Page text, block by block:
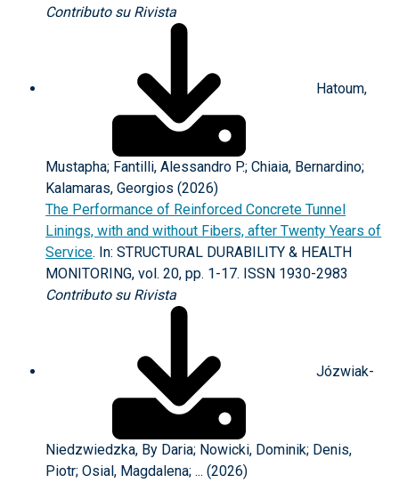
Contributo su Rivista
Hatoum,
Mustapha; Fantilli, Alessandro P.; Chiaia, Bernardino;
Kalamaras, Georgios (2026)
The Performance of Reinforced Concrete Tunnel
Linings, with and without Fibers, after Twenty Years of
Service. In: STRUCTURAL DURABILITY & HEALTH
MONITORING, vol. 20, pp. 1-17. ISSN 1930-2983
Contributo su Rivista
Józwiak-
Niedzwiedzka, By Daria; Nowicki, Dominik; Denis,
Piotr; Osial, Magdalena; ... (2026)